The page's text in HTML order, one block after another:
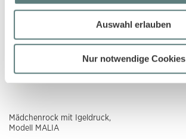
Auswahl erlauben
Nur notwendige Cookies
Mädchenrock mit Igeldruck,
Modell MALIA